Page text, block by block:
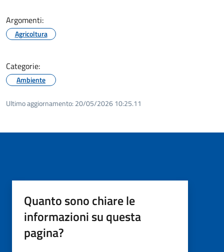
Argomenti:
Agricoltura
Categorie:
Ambiente
Ultimo aggiornamento: 20/05/2026 10:25.11
Quanto sono chiare le
informazioni su questa
pagina?